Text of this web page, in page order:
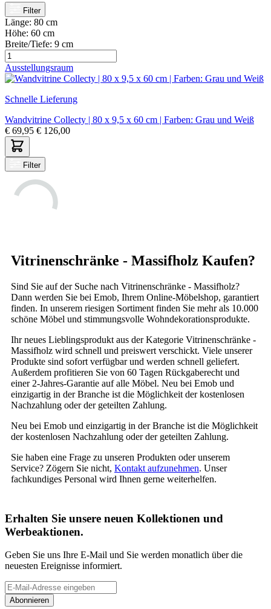
Filter
Länge: 80 cm
Höhe: 60 cm
Breite/Tiefe: 9 cm
Ausstellungsraum
Schnelle Lieferung
Wandvitrine Collecty | 80 x 9,5 x 60 cm | Farben: Grau und Weiß
€ 69,95 € 126,00
Filter
Vitrinenschränke - Massifholz Kaufen?
Sind Sie auf der Suche nach Vitrinenschränke - Massifholz?
Dann werden Sie bei Emob, Ihrem Online-Möbelshop, garantiert
finden. In unserem riesigen Sortiment finden Sie mehr als 10.000
schöne Möbel und stimmungsvolle Wohndekorationsprodukte.
Ihr neues Lieblingsprodukt aus der Kategorie Vitrinenschränke -
Massifholz wird schnell und preiswert verschickt. Viele unserer
Produkte sind sofort verfügbar und werden schnell geliefert.
Außerdem profitieren Sie von 60 Tagen Rückgaberecht und
einer 2-Jahres-Garantie auf alle Möbel. Neu bei Emob und
einzigartig in der Branche ist die Möglichkeit der kostenlosen
Nachzahlung oder der geteilten Zahlung.
Neu bei Emob und einzigartig in der Branche ist die Möglichkeit
der kostenlosen Nachzahlung oder der geteilten Zahlung.
Sie haben eine Frage zu unseren Produkten oder unserem
Service? Zögern Sie nicht, Kontakt aufzunehmen. Unser
fachkundiges Personal wird Ihnen gerne weiterhelfen.
Erhalten Sie unsere neuen Kollektionen und
Werbeaktionen.
Geben Sie uns Ihre E-Mail und Sie werden monatlich über die
neuesten Ereignisse informiert.
Abonnieren